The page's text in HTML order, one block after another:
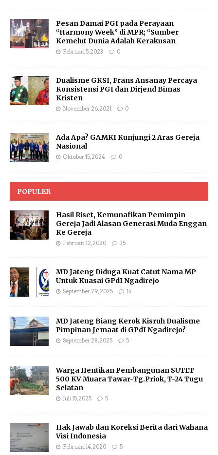
Pesan Damai PGI pada Perayaan
“Harmony Week” di MPR; “Sumber
Kemelut Dunia Adalah Kerakusan
Februari 5, 2023 0
Dualisme GKSI, Frans Ansanay Percaya
Konsistensi PGI dan Dirjend Bimas
Kristen
November 26, 2021 0
Ada Apa? GAMKI Kunjungi 2 Aras Gereja
Nasional
Oktober 15, 2024 0
POPULER
Hasil Riset, Kemunafikan Pemimpin
Gereja Jadi Alasan Generasi Muda Enggan
Ke Gereja
Februari 12, 2020 35
MD Jateng Diduga Kuat Catut Nama MP
Untuk Kuasai GPdI Ngadirejo
September 29, 2025 14
MD Jateng Biang Kerok Kisruh Dualisme
Pimpinan Jemaat di GPdI Ngadirejo?
September 28, 2025 5
Warga Hentikan Pembangunan SUTET
500 KV Muara Tawar-Tg.Priok, T-24 Tugu
Selatan
Juli 15, 2025 5
Hak Jawab dan Koreksi Berita dari Wahana
Visi Indonesia
Februari 14, 2020 5